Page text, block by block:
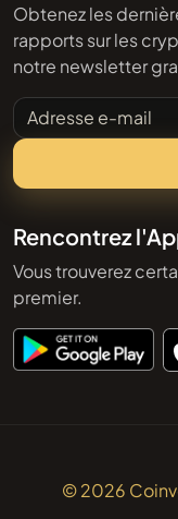
Obtenez les
rapports sur les
notre newsletter
Adresse e-mail
Rencontrez
Vous trouverez
premier.
© 2026